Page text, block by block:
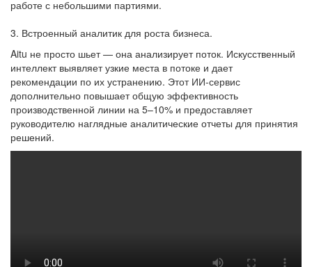
работе с небольшими партиями.
3. Встроенный аналитик для роста бизнеса.
Aitu не просто шьет — она анализирует поток. Искусственный
интеллект выявляет узкие места в потоке и дает
рекомендации по их устранению. Этот ИИ-сервис
дополнительно повышает общую эффективность
производственной линии на 5–10% и предоставляет
руководителю наглядные аналитические отчеты для принятия
решений.